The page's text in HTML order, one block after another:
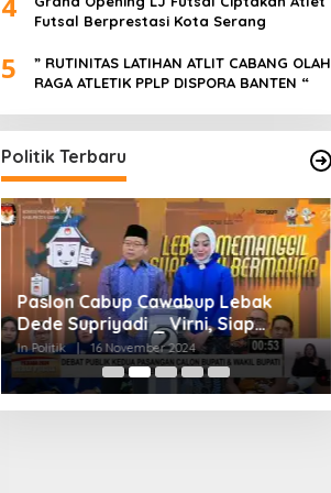
Futsal Berprestasi Kota Serang
5
” RUTINITAS LATIHAN ATLIT CABANG OLAH
RAGA ATLETIK PPLP DISPORA BANTEN “
Politik Terbaru
Paslon Cabup Cawabup Lebak
Dede Supriyadi _ Virni, Siap
Realisasikan Program
In Politik 16 November 2024